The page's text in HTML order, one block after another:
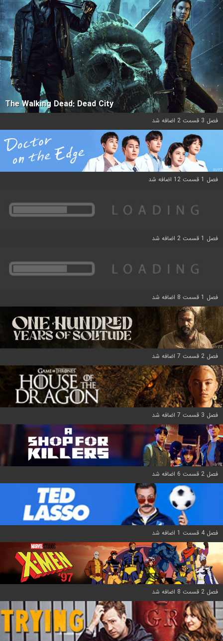
The Walking Dead: Dead City
فصل 3 قسمت 2 اضافه شد
فصل 1 قسمت 12 اضافه شد
فصل 1 قسمت 2 اضافه شد
فصل 1 قسمت 8 اضافه شد
فصل 2 قسمت 7 اضافه شد
فصل 3 قسمت 7 اضافه شد
فصل 2 قسمت 6 اضافه شد
فصل 4 قسمت 1 اضافه شد
فصل 2 قسمت 8 اضافه شد